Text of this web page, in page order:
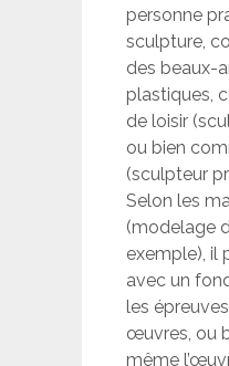
personne
sculpture,
des beaux-
plastiques,
de loisir
ou bien
(sculpteur
Selon les
(modelage
exemple), il
avec un
les
œuvres, ou
même